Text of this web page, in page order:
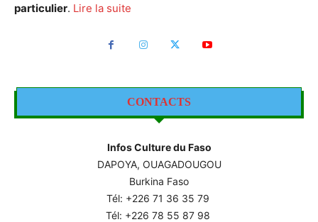
particulier. Lire la suite
CONTACTS
Infos Culture du Faso
DAPOYA, OUAGADOUGOU
Burkina Faso
Tél: +226 71 36 35 79
Tél: +226 78 55 87 98